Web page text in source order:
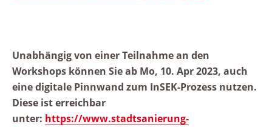
Unabhängig von einer Teilnahme an den
Workshops können Sie ab Mo, 10. Apr 2023, auch
eine digitale Pinnwand zum InSEK-Prozess nutzen.
Diese ist erreichbar
unter: https://www.stadtsanierung-